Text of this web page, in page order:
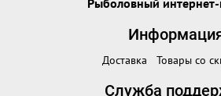
Доставка Товары со
Служба